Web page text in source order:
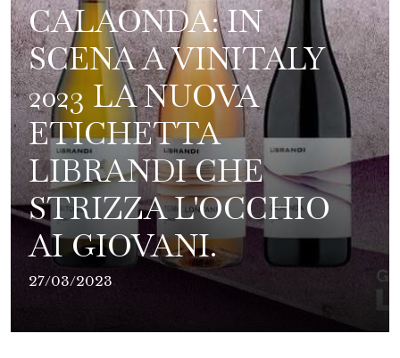
CALAONDA: IN
SCENA A VINITALY
2023 LA NUOVA
ETICHETTA
LIBRANDI CHE
STRIZZA L'OCCHIO
AI GIOVANI.
27/03/2023